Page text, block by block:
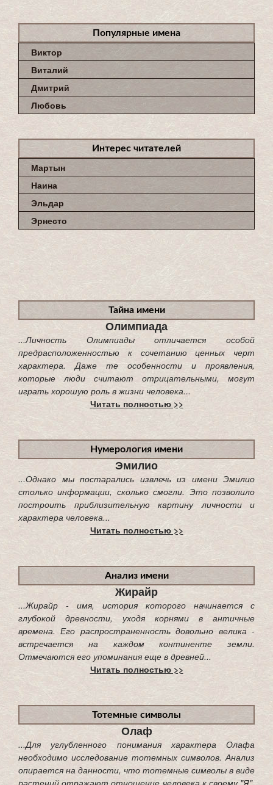
Популярные имена
Виктор
Виталий
Дмитрий
Любовь
Интерес читателей
Мартын
Наина
Эльдар
Эрнесто
Тайна имени
Олимпиада
...Личность Олимпиады отличается особой
предрасположенностью к сочетанию ценных черт
характера. Даже те особенности и проявления,
которые люди считают отрицательными, могут
играть хорошую роль в жизни человека...
Читать полностью >>
Нумерология имени
Эмилио
...Однако мы постарались извлечь из имени Эмилио
столько информации, сколько смогли. Это позволило
построить приблизительную картину личности и
характера человека...
Читать полностью >>
Анализ имени
Жирайр
...Жирайр - имя, история которого начинается с
глубокой древности, уходя корнями в античные
времена. Его распространенность довольно велика -
встречается на каждом континенте земли.
Отмечаются его упоминания еще в древней...
Читать полностью >>
Тотемные символы
Олаф
...Для углубленного понимания характера Олафа
необходимо исследование тотемных символов. Анализ
опирается на данности, что тотемные символы в виде
растений отражают отношение человека к своему "Я".